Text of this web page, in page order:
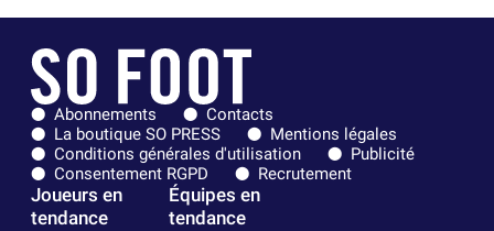
Abonnements
Contacts
La boutique SO PRESS
Mentions légales
Conditions générales d'utilisation
Publicité
Consentement RGPD
Recrutement
Joueurs en
tendance
Équipes en
tendance